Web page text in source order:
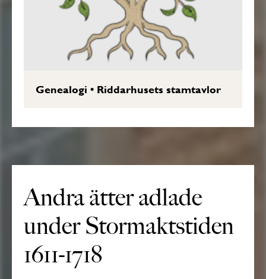
Genealogi • Riddarhusets stamtavlor
Andra ätter adlade
under Stormaktstiden
1611-1718